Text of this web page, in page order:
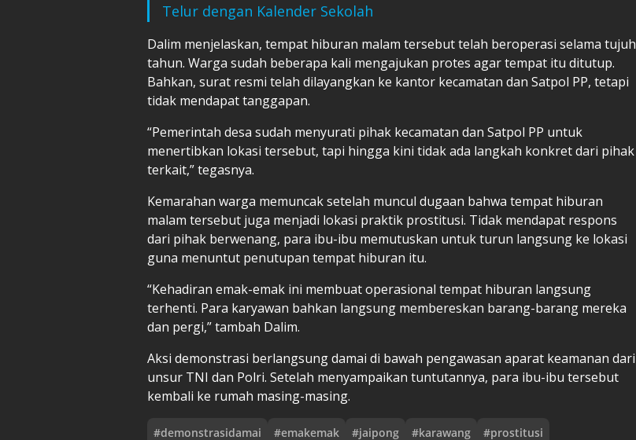
Telur dengan Kalender Sekolah
Dalim menjelaskan, tempat hiburan malam tersebut telah beroperasi selama tujuh
tahun. Warga sudah beberapa kali mengajukan protes agar tempat itu ditutup.
Bahkan, surat resmi telah dilayangkan ke kantor kecamatan dan Satpol PP, tetapi
tidak mendapat tanggapan.
“Pemerintah desa sudah menyurati pihak kecamatan dan Satpol PP untuk
menertibkan lokasi tersebut, tapi hingga kini tidak ada langkah konkret dari pihak
terkait,” tegasnya.
Kemarahan warga memuncak setelah muncul dugaan bahwa tempat hiburan
malam tersebut juga menjadi lokasi praktik prostitusi. Tidak mendapat respons
dari pihak berwenang, para ibu-ibu memutuskan untuk turun langsung ke lokasi
guna menuntut penutupan tempat hiburan itu.
“Kehadiran emak-emak ini membuat operasional tempat hiburan langsung
terhenti. Para karyawan bahkan langsung membereskan barang-barang mereka
dan pergi,” tambah Dalim.
Aksi demonstrasi berlangsung damai di bawah pengawasan aparat keamanan dari
unsur TNI dan Polri. Setelah menyampaikan tuntutannya, para ibu-ibu tersebut
kembali ke rumah masing-masing.
#demonstrasidamai #emakemak #jaipong #karawang #prostitusi